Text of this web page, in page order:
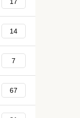
17
14
7
67